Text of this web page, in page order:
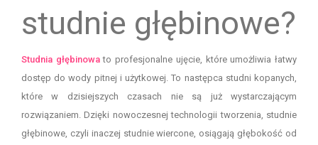
studnie głębinowe?
Studnia głębinowato profesjonalne ujęcie, które umożliwia łatwy
dostęp do wody pitnej i użytkowej. To następca studni kopanych,
które w dzisiejszych czasach nie są już wystarczającym
rozwiązaniem. Dzięki nowoczesnej technologii tworzenia, studnie
głębinowe, czyli inaczej studnie wiercone, osiągają głębokość od